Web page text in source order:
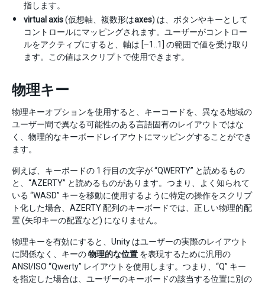
指します。
virtual axis(仮想軸、複数形はaxes) は、ボタンやキーとして
コントロールにマッピングされます。ユーザーがコントロー
ルをアクティブにすると、軸は [–1..1] の範囲で値を受け取り
ます。この値はスクリプトで使用できます。
物理キー
物理キーオプションを使用すると、キーコードを、異なる地域の
ユーザー間で異なる可能性のある言語固有のレイアウトではな
く、物理的なキーボードレイアウトにマッピングすることができ
ます。
例えば、キーボードの 1 行目の文字が “QWERTY” と読めるもの
と、“AZERTY” と読めるものがあります。つまり、よく知られて
いる “WASD” キーを移動に使用するように特定の操作をスクリプ
ト化した場合、AZERTY 配列のキーボードでは、正しい物理的配
置 (矢印キーの配置など) になりません。
物理キーを有効にすると、Unity はユーザーの実際のレイアウト
に関係なく、キーの物理的な位置 を表現するために汎用の
ANSI/ISO “Qwerty” レイアウトを使用します。つまり、“Q” キー
を指定した場合は、ユーザーのキーボードの該当する位置に別の